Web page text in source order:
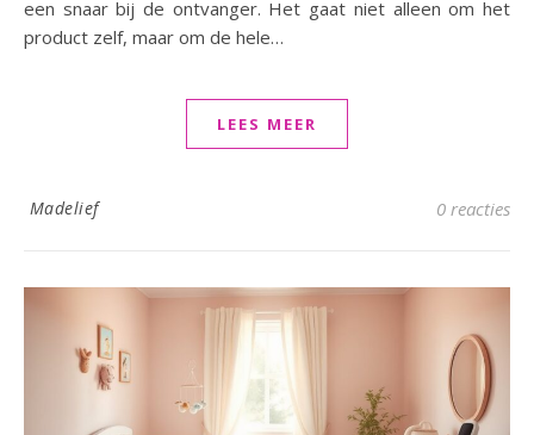
een snaar bij de ontvanger. Het gaat niet alleen om het
product zelf, maar om de hele…
LEES MEER
Madelief 0 reacties